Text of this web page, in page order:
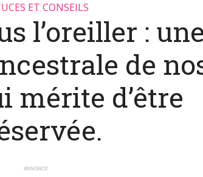
ET CONSEILS
l’oreiller : une
de
mérite d’être
ANNONCE